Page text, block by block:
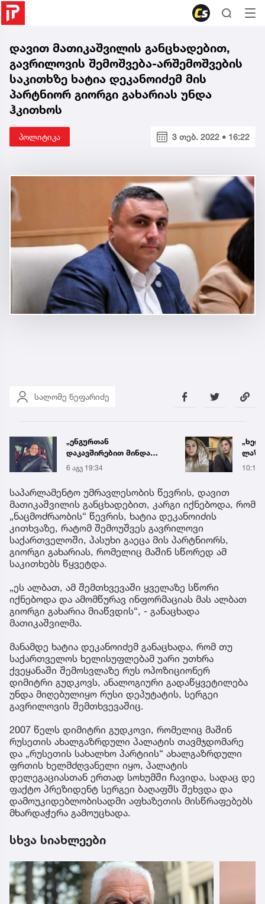
დავით მათიკაშვილის განცხადებით,
გავრილოვის შემოშვება-არშემოშვების
საკითხზე ხატია დეკანოიძემ მის
პარტნიორ გიორგი გახარიას უნდა
ჰკითხოს
პოლიტიკა 3 თებ. 2022 • 16:22
სალომე ნეფარიძე
„ხელს არ უშვებდი
ლაზარეს, არც ახლა
გაუშვი...“ - რას წერს
ახლობელი ხობში
დატრიალებულ
ტრაგედიაზე
10:17 5 აგვ
საპარლამენტო უმრავლესობის წევრის, დავით
მათიკაშვილის განცხადებით, კარგი იქნებოდა, რომ
„ნაცმოძრაობის“ წევრის, ხატია დეკანოიძის
კითხვაზე, რატომ შემოუშვეს გავრილოვი
საქართველოში, პასუხი გაეცა მის პარტნიორს,
გიორგი გახარიას, რომელიც მაშინ სწორედ ამ
საკითხებს წყვეტდა.
„ეს ალბათ, ამ შემთხვევაში ყველაზე სწორი
იქნებოდა და ამომწურავ ინფორმაციას მას ალბათ
გიორგი გახარია მიაწვდის“, - განაცხადა
მათიკაშვილმა.
მანამდე ხატია დეკანოიძემ განაცხადა, რომ თუ
საქართველოს ხელისუფლებამ უარი უთხრა
ქვეყანაში შემოსვლაზე რუს ოპოზიციონერ
დიმიტრი გუდკოვს, ანალოგიური გადაწყვეტილება
უნდა მიღებულიყო რუსი დეპუტატის, სერგეი
გავრილოვის შემთხვევაშიც.
2007 წელს დიმიტრი გუდკოვი, რომელიც მაშინ
რუსეთის ახალგაზრდული პალატის თავმჯდომარე
და „რუსეთის სახალხო პარტიის“ ახალგაზრდული
ფრთის ხელმძღვანელი იყო, პალატის
დელეგაციასთან ერთად სოხუმში ჩავიდა, სადაც დე
ფაქტო პრეზიდენტ სერგეი ბაღაფშს შეხვდა და
დამოუკიდებლობისადმი აფხაზეთის მისწრაფებებს
მხარდაჭერა გამოუცხადა.
სხვა სიახლეები